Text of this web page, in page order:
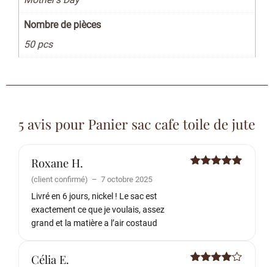
Nombre de pièces
50 pcs
5 avis pour Panier sac cafe toile de jute
Roxane H.
(client confirmé) – 7 octobre 2025
Livré en 6 jours, nickel ! Le sac est
exactement ce que je voulais, assez
grand et la matière a l’air costaud
Célia E.